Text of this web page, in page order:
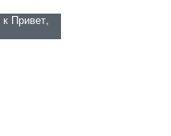
к Привет,